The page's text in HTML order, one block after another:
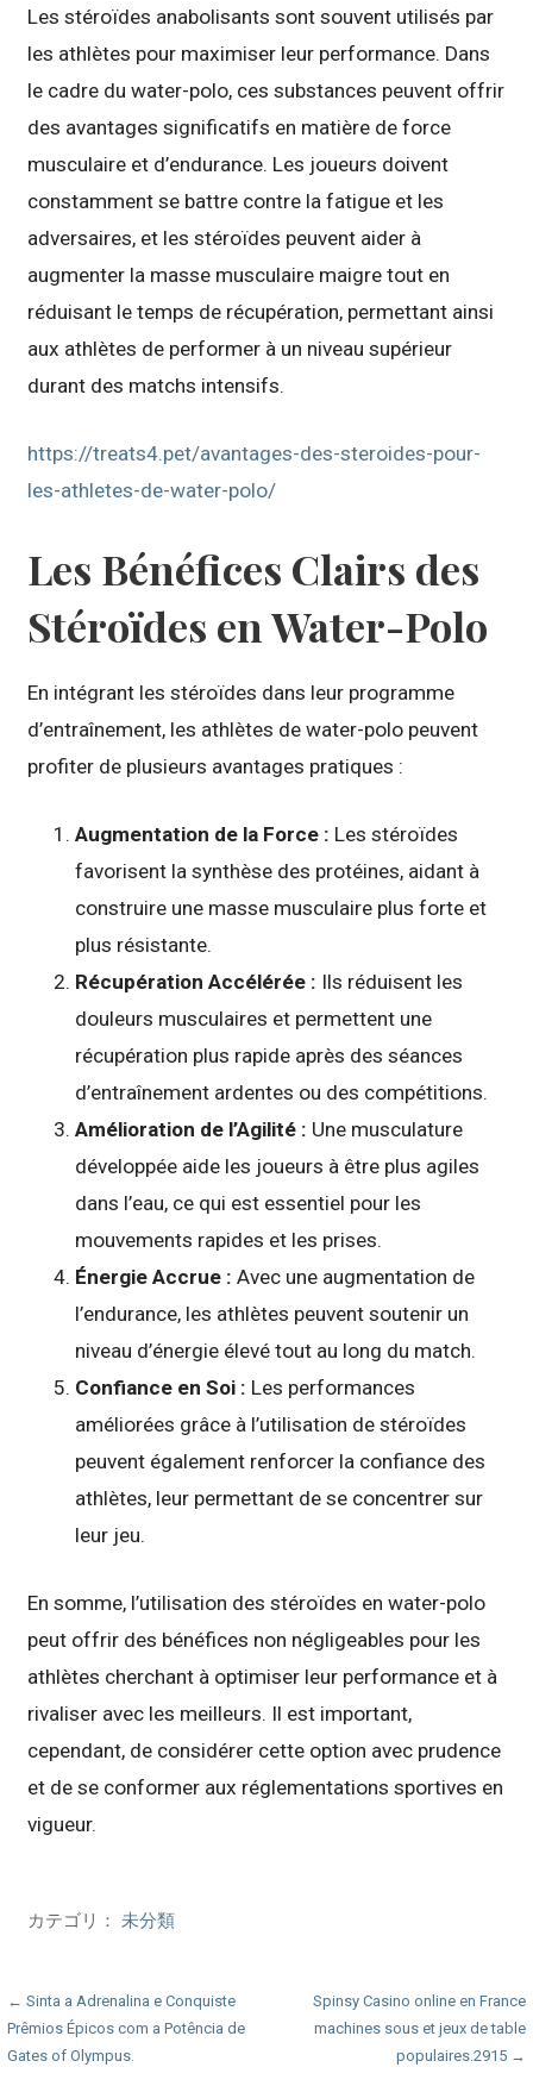
Les stéroïdes anabolisants sont souvent utilisés par
les athlètes pour maximiser leur performance. Dans
le cadre du water-polo, ces substances peuvent offrir
des avantages significatifs en matière de force
musculaire et d’endurance. Les joueurs doivent
constamment se battre contre la fatigue et les
adversaires, et les stéroïdes peuvent aider à
augmenter la masse musculaire maigre tout en
réduisant le temps de récupération, permettant ainsi
aux athlètes de performer à un niveau supérieur
durant des matchs intensifs.
https://treats4.pet/avantages-des-steroides-pour-
les-athletes-de-water-polo/
Les Bénéfices Clairs des
Stéroïdes en Water-Polo
En intégrant les stéroïdes dans leur programme
d’entraînement, les athlètes de water-polo peuvent
profiter de plusieurs avantages pratiques :
Augmentation de la Force : Les stéroïdes
favorisent la synthèse des protéines, aidant à
construire une masse musculaire plus forte et
plus résistante.
Récupération Accélérée : Ils réduisent les
douleurs musculaires et permettent une
récupération plus rapide après des séances
d’entraînement ardentes ou des compétitions.
Amélioration de l’Agilité : Une musculature
développée aide les joueurs à être plus agiles
dans l’eau, ce qui est essentiel pour les
mouvements rapides et les prises.
Énergie Accrue : Avec une augmentation de
l’endurance, les athlètes peuvent soutenir un
niveau d’énergie élevé tout au long du match.
Confiance en Soi : Les performances
améliorées grâce à l’utilisation de stéroïdes
peuvent également renforcer la confiance des
athlètes, leur permettant de se concentrer sur
leur jeu.
En somme, l’utilisation des stéroïdes en water-polo
peut offrir des bénéfices non négligeables pour les
athlètes cherchant à optimiser leur performance et à
rivaliser avec les meilleurs. Il est important,
cependant, de considérer cette option avec prudence
et de se conformer aux réglementations sportives en
vigueur.
カテゴリ： 未分類
投
稿
← Sinta a Adrenalina e Conquiste
Prêmios Épicos com a Potência de
Gates of Olympus.
Spinsy Casino online en France
machines sous et jeux de table
populaires.2915 →